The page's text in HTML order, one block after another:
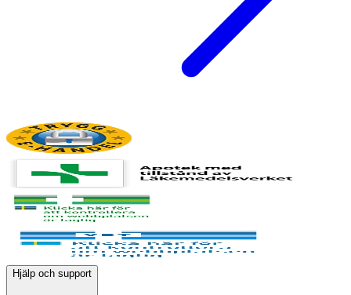
Hjälp och support